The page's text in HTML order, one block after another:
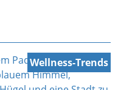
Wellness-Trends